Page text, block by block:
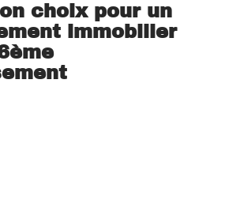
choix pour un
immobilier